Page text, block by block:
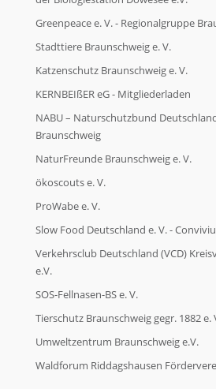
Greenpeace e. V. - Regionalgruppe
Stadttiere Braunschweig e. V.
Katzenschutz Braunschweig e. V.
KERNBEIßER eG - Mitgliederladen
NABU – Naturschutzbund
Braunschweig
NaturFreunde Braunschweig e. V.
ökoscouts e. V.
ProWabe e. V.
Slow Food Deutschland e. V. -
Verkehrsclub Deutschland (VCD)
e.V.
SOS-Fellnasen-BS e. V.
Tierschutz Braunschweig gegr. 1882 e.
Umweltzentrum Braunschweig e.V.
Waldforum Riddagshausen